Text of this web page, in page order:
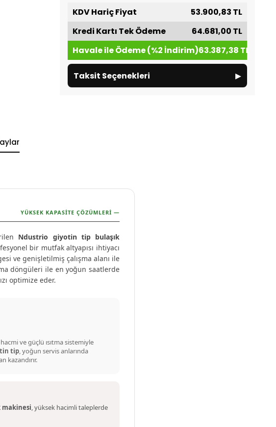
KDV Hariç Fiyat
53.900,83 TL
Kredi Kartı Tek Ödeme
64.681,00 TL
Havale ile Ödeme (%2 İndirim)63.387,38 TL
Taksit Seçenekleri ▸
YÜKSEK KAPASİTE ÇÖZÜMLERİ —
Ndustrio giyotin tip bulaşık
bir mutfak altyapısı ihtiyacı
ve genişletilmiş çalışma alanı ile
döngüleri ile en yoğun saatlerde
optimize eder.
ve güçlü ısıtma sistemiyle
tip, yoğun servis anlarında
kazandırır.
makinesi, yüksek hacimli taleplerde